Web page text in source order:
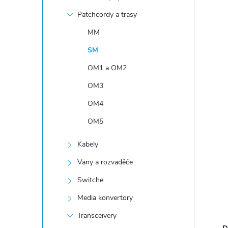
Patchcordy a trasy
MM
SM
OM1 a OM2
OM3
OM4
OM5
Kabely
Vany a rozvaděče
Switche
Media konvertory
Transceivery